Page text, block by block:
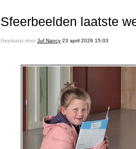
Sfeerbeelden laatste
Geplaatst door Juf Nancy 23 april 2026 15:03